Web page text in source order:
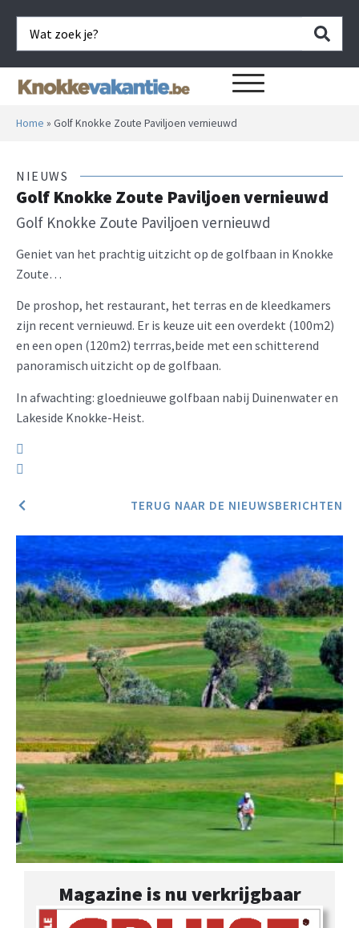
Home » Golf Knokke Zoute Paviljoen vernieuwd
NIEUWS
Golf Knokke Zoute Paviljoen vernieuwd
Golf Knokke Zoute Paviljoen vernieuwd
Geniet van het prachtig uitzicht op de golfbaan in Knokke
Zoute…
De proshop, het restaurant, het terras en de kleedkamers
zijn recent vernieuwd. Er is keuze uit een overdekt (100m2)
en een open (120m2) terrras,beide met een schitterend
panoramisch uitzicht op de golfbaan.
In afwachting: gloednieuwe golfbaan nabij Duinenwater en
Lakeside Knokke-Heist.
TERUG NAAR DE NIEUWSBERICHTEN
Magazine is nu verkrijgbaar